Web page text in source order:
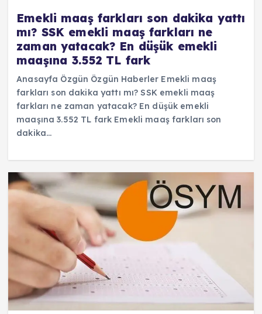
Emekli maaş farkları son dakika yattı
mı? SSK emekli maaş farkları ne
zaman yatacak? En düşük emekli
maaşına 3.552 TL fark
Anasayfa Özgün Özgün Haberler Emekli maaş
farkları son dakika yattı mı? SSK emekli maaş
farkları ne zaman yatacak? En düşük emekli
maaşına 3.552 TL fark Emekli maaş farkları son
dakika…